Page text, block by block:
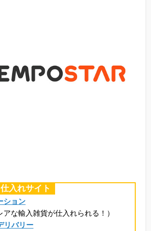
入れサイト
ション
アな輸入雑貨が仕入れられる！）
リバリー